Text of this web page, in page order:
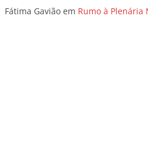
Fátima Gavião em Rumo à Plenária